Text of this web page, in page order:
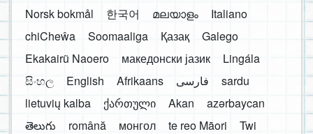
Norsk bokmål
한국어 മലയാളം
Italiano
chiCheŵa
Soomaaliga Қазақ
Galego
Ekakairũ Naoero
македонски јазик
Lingála
සිංහල
English Afrikaans فارسی
sardu
lietuvių kalba
ქართული Akan
azərbaycan
తెలుగు
română монгол te reo Māori
Twi